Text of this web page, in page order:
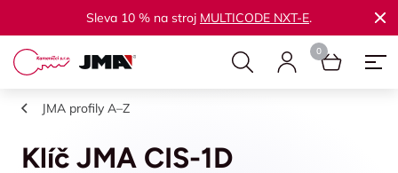
Sleva 10 % na stroj MULTICODE NXT-E.
JMA profily A–Z
Klíč JMA CIS-1D